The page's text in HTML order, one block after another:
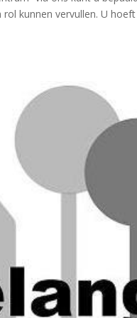
kunnen vervullen. U